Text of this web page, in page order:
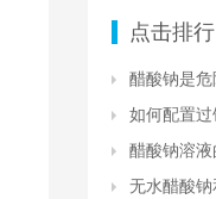
点击排行